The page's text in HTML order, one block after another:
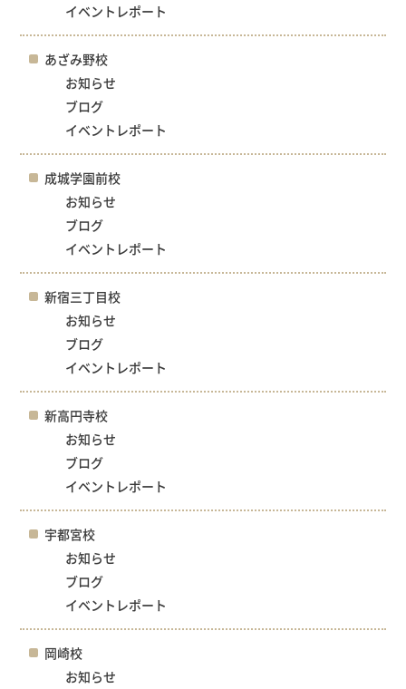
イベントレポート
あざみ野校
お知らせ
ブログ
イベントレポート
成城学園前校
お知らせ
ブログ
イベントレポート
新宿三丁目校
お知らせ
ブログ
イベントレポート
新高円寺校
お知らせ
ブログ
イベントレポート
宇都宮校
お知らせ
ブログ
イベントレポート
岡崎校
お知らせ